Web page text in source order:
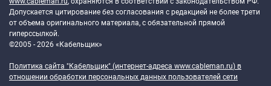
Допускается цитирование без согласования с редакцией не более трети
от объема оригинального материала, с обязательной прямой
гиперссылкой.
©2005 - 2026 «Кабельщик»
Политика сайта "Кабельщик" (интернет-адреса www.cableman.ru) в
отношении обработки персональных данных пользователей сети